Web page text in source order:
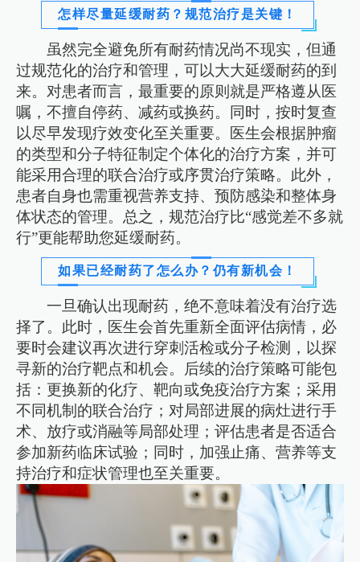
怎样尽量延缓耐药？规范治疗是关键！
虽然完全避免所有耐药情况尚不现实，但通
过规范化的治疗和管理，可以大大延缓耐药的到
来。对患者而言，最重要的原则就是严格遵从医
嘱，不擅自停药、减药或换药。同时，按时复查
以尽早发现疗效变化至关重要。医生会根据肿瘤
的类型和分子特征制定个体化的治疗方案，并可
能采用合理的联合治疗或序贯治疗策略。此外，
患者自身也需重视营养支持、预防感染和整体身
体状态的管理。总之，规范治疗比“感觉差不多就
行”更能帮助您延缓耐药。
如果已经耐药了怎么办？仍有新机会！
一旦确认出现耐药，绝不意味着没有治疗选
择了。此时，医生会首先重新全面评估病情，必
要时会建议再次进行穿刺活检或分子检测，以探
寻新的治疗靶点和机会。后续的治疗策略可能包
括：更换新的化疗、靶向或免疫治疗方案；采用
不同机制的联合治疗；对局部进展的病灶进行手
术、放疗或消融等局部处理；评估患者是否适合
参加新药临床试验；同时，加强止痛、营养等支
持治疗和症状管理也至关重要。